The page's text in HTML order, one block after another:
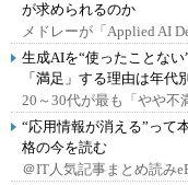
が求められるのか
メドレーが「Applied AI
生成AIを“使ったことな
「満足」する理由は年代
20～30代が最も「やや不
“応用情報が消える”っ
格の今を読む
＠IT人気記事まとめ読み